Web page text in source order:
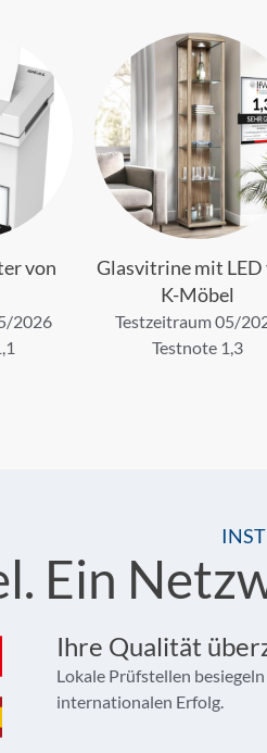
von
2026
Glasvitrine mit LED
K-Möbel
Testzeitraum 05/
Testnote 1,3
Ein
Ihre Qualität
Lokale Prüfstellen
internationalen Erfolg.